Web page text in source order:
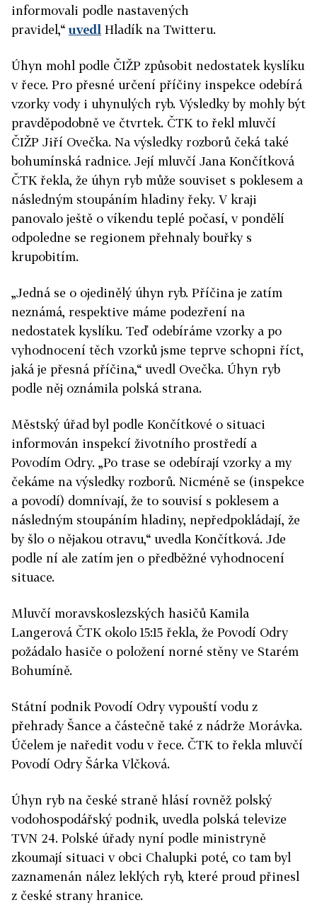
informovali podle nastavených
pravidel,“uvedl Hladík na Twitteru.
Úhyn mohl podle ČIŽP způsobit nedostatek kyslíku
v řece. Pro přesné určení příčiny inspekce odebírá
vzorky vody i uhynulých ryb. Výsledky by mohly být
pravděpodobně ve čtvrtek. ČTK to řekl mluvčí
ČIŽP Jiří Ovečka. Na výsledky rozborů čeká také
bohumínská radnice. Její mluvčí Jana Končítková
ČTK řekla, že úhyn ryb může souviset s poklesem a
následným stoupáním hladiny řeky. V kraji
panovalo ještě o víkendu teplé počasí, v pondělí
odpoledne se regionem přehnaly bouřky s
krupobitím.
„Jedná se o ojedinělý úhyn ryb. Příčina je zatím
neznámá, respektive máme podezření na
nedostatek kyslíku. Teď odebíráme vzorky a po
vyhodnocení těch vzorků jsme teprve schopni říct,
jaká je přesná příčina,“ uvedl Ovečka. Úhyn ryb
podle něj oznámila polská strana.
Městský úřad byl podle Končítkové o situaci
informován inspekcí životního prostředí a
Povodím Odry. „Po trase se odebírají vzorky a my
čekáme na výsledky rozborů. Nicméně se (inspekce
a povodí) domnívají, že to souvisí s poklesem a
následným stoupáním hladiny, nepředpokládají, že
by šlo o nějakou otravu,“ uvedla Končítková. Jde
podle ní ale zatím jen o předběžné vyhodnocení
situace.
Mluvčí moravskoslezských hasičů Kamila
Langerová ČTK okolo 15:15 řekla, že Povodí Odry
požádalo hasiče o položení norné stěny ve Starém
Bohumíně.
Státní podnik Povodí Odry vypouští vodu z
přehrady Šance a částečně také z nádrže Morávka.
Účelem je naředit vodu v řece. ČTK to řekla mluvčí
Povodí Odry Šárka Vlčková.
Úhyn ryb na české straně hlásí rovněž polský
vodohospodářský podnik, uvedla polská televize
TVN 24. Polské úřady nyní podle ministryně
zkoumají situaci v obci Chalupki poté, co tam byl
zaznamenán nález leklých ryb, které proud přinesl
z české strany hranice.